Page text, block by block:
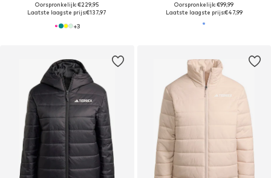
Oorspronkelijk: €229,95
Laatste laagste prijs:€137,97
+3
Oorspronkelijk: €99,99
Laatste laagste prijs:€47,99